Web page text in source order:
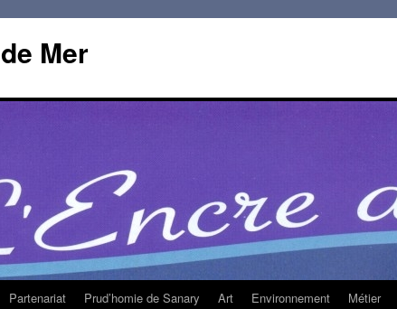
Mer
Partenariat Prud’homie de Sanary Art Environnement Métier